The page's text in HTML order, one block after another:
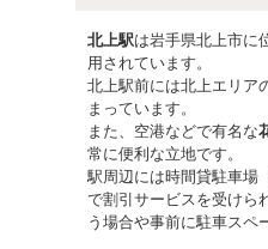
北上駅は岩手県北上市に
用されています。
北上駅前には北上エリア
まっています。
また、空港などで有名な
常に便利な立地です。
駅周辺には時間貸駐車場
で割引サービスを受けら
う場合や事前に駐車スペ